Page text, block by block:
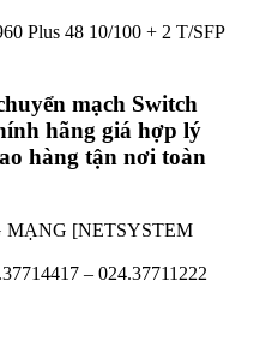
Plus 48 10/100 + 2 T/SFP
mạch Switch
hãng giá hợp lý
hàng tận nơi toàn
MẠNG [NETSYSTEM
– 024.37711222